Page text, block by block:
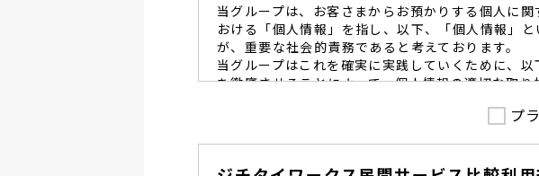
当グループは、お客さまからお預かりする個人に
おける「個人情報」を指し、以下、「個人情報」
が、重要な社会的責務であると考えております。
当グループはこれを確実に実践していくために、
を徹底させることによって、個人情報の適切な取
当グループは、個人情報保護に係る法令その他
個人情報保護に努めます。
プ